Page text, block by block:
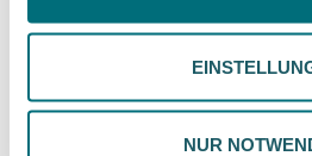
deiner Präferenzen. Du kannst
ändern. Weitere Informationen
Datenschutzrichtlinie.
NUR